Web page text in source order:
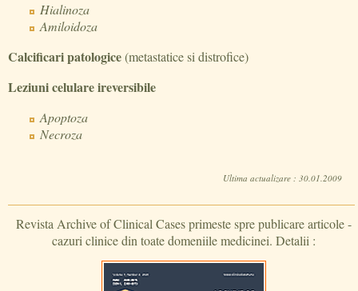
Hialinoza
Amiloidoza
Calcificari patologice(metastatice si distrofice)
Leziuni celulare ireversibile
Apoptoza
Necroza
Ultima actualizare : 30.01.2009
Revista Archive of Clinical Cases primeste spre publicare articole -
cazuri clinice din toate domeniile medicinei. Detalii :